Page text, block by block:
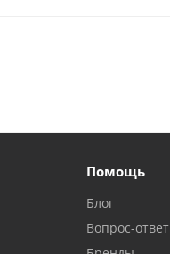
Помощь
Блог
Вопрос-ответ